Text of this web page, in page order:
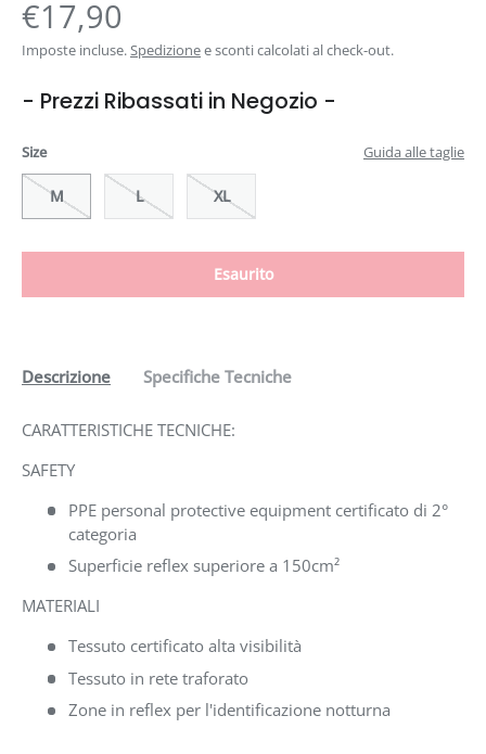
€17,90
Imposte incluse.Spedizionee sconti calcolati al check-out.
- Prezzi Ribassati in Negozio -
Size Guida alle taglie
M L XL
Esaurito
Descrizione Specifiche Tecniche
CARATTERISTICHE TECNICHE:
SAFETY
PPE personal protective equipment certificato di 2°
categoria
Superficie reflex superiore a 150cm²
MATERIALI
Tessuto certificato alta visibilità
Tessuto in rete traforato
Zone in reflex per l'identificazione notturna